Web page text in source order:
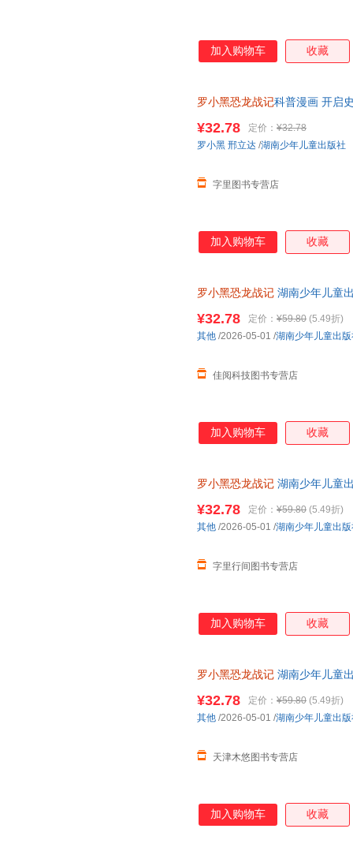
加入购物车 收藏
罗小黑恐龙战记科普漫画 开启
¥32.78 定价： ¥32.78
字里图书专营店
罗小黑 邢立达 /湖南少年儿童出版社
加入购物车 收藏
罗小黑恐龙战记 湖南少年儿童
¥32.78 定价： ¥59.80 (5.49折)
佳阅科技图书专营店
其他 /2026-05-01 /湖南少年儿童出
加入购物车 收藏
罗小黑恐龙战记 湖南少年儿童
¥32.78 定价： ¥59.80 (5.49折)
字里行间图书专营店
其他 /2026-05-01 /湖南少年儿童出
加入购物车 收藏
罗小黑恐龙战记 湖南少年儿童
¥32.78 定价： ¥59.80 (5.49折)
天津木悠图书专营店
其他 /2026-05-01 /湖南少年儿童出
加入购物车 收藏